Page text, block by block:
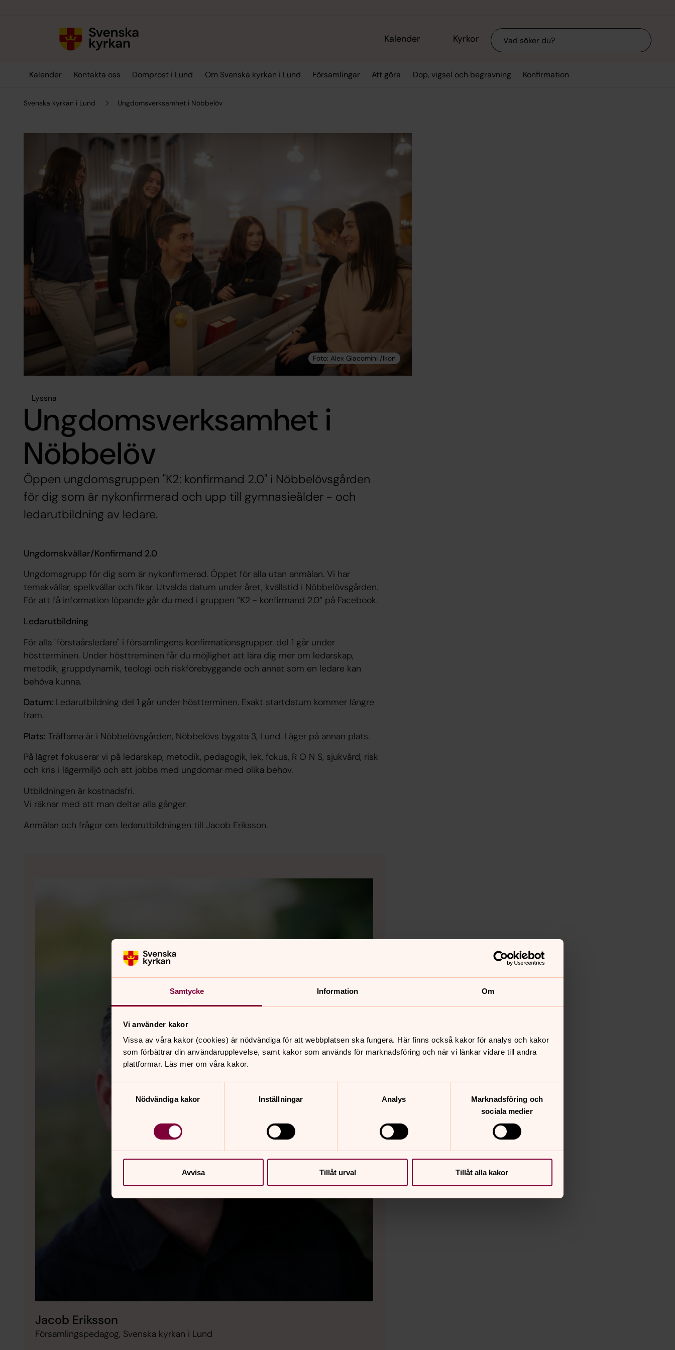
Samtycke Information Om
Vi använder kakor
Vissa av våra kakor (cookies) är nödvändiga för att webbplatsen ska fungera. Här finns också kakor för analys och kakor
som förbättrar din användarupplevelse, samt kakor som används för marknadsföring och när vi länkar vidare till andra
plattformar. Läs mer om våra kakor.
Nödvändiga kakor
Inställningar Analys
Marknadsföring och
sociala medier
Avvisa Tillåt urval Tillåt alla kakor
Kalender Kyrkor Sök
Kalender Kontakta oss Domprost i Lund Om Svenska kyrkan i Lund Församlingar Att göra Dop, vigsel och begravning Konfirmation
Svenska kyrkan i Lund Ungdomsverksamhet i Nöbbelöv
Lyssna
Ungdomsverksamhet i
Nöbbelöv
Öppen ungdomsgruppen "K2: konfirmand 2.0" i Nöbbelövsgården
för dig som är nykonfirmerad och upp till gymnasieålder - och
ledarutbildning av ledare.
Ungdomskvällar/Konfirmand 2.0
Ungdomsgrupp för dig som är nykonfirmerad. Öppet för alla utan anmälan. Vi har
temakvällar, spelkvällar och fikar. Utvalda datum under året, kvällstid i Nöbbelövsgården.
För att få information löpande går du med i gruppen ”K2 - konfirmand 2.0” på Facebook.
Ledarutbildning
För alla "förstaårsledare" i församlingens konfirmationsgrupper. del 1 går under
höstterminen. Under hösttreminen får du möjlighet att lära dig mer om ledarskap,
metodik, gruppdynamik, teologi och riskförebyggande och annat som en ledare kan
behöva kunna.
Datum: Ledarutbildning del 1 går under höstterminen. Exakt startdatum kommer längre
fram.
Plats: Träffarna är i Nöbbelövsgården, Nöbbelövs bygata 3, Lund. Läger på annan plats.
På lägret fokuserar vi på ledarskap, metodik, pedagogik, lek, fokus, R O N S, sjukvård, risk
och kris i lägermiljö och att jobba med ungdomar med olika behov.
Utbildningen är kostnadsfri.
Vi räknar med att man deltar alla gånger.
Anmälan och frågor om ledarutbildningen till Jacob Eriksson.
Jacob Eriksson
Församlingspedagog, Svenska kyrkan i Lund